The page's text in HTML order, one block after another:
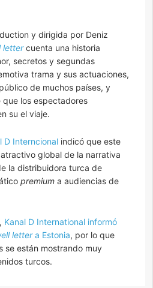
y dirigida por Deniz
lettercuenta una historia
secretos y segundas
trama y sus actuaciones,
de muchos países, y
que los espectadores
su el viaje.
D Interncional indicó que este
global de la narrativa
la distribuidora turca de
premium a audiencias de
Kanal D International informó
lettera Estonia, por lo que
se están mostrando muy
turcos.